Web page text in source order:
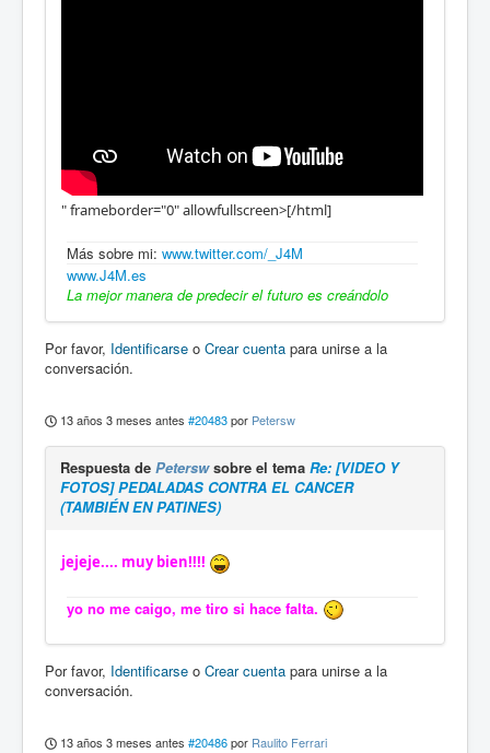
" frameborder="0" allowfullscreen>[/html]
Más sobre mi: www.twitter.com/_J4M
www.J4M.es
La mejor manera de predecir el futuro es creándolo
Por favor, Identificarse o Crear cuenta para unirse a la
conversación.
13 años 3 meses antes #20483por Petersw
Respuesta de Peterswsobre el tema Re: [VIDEO Y
FOTOS] PEDALADAS CONTRA EL CANCER
(TAMBIÉN EN PATINES)
jejeje.... muy bien!!!!
yo no me caigo, me tiro si hace falta.
Por favor, Identificarse o Crear cuenta para unirse a la
conversación.
13 años 3 meses antes #20486por Raulito Ferrari